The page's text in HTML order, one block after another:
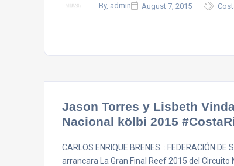
By, admin August 7, 2015
Jason Torres y Lisbeth
Nacional kölbi 2015
CARLOS ENRIQUE BRENES :: FEDERACIÓN
arrancara La Gran Final Reef 2015 del